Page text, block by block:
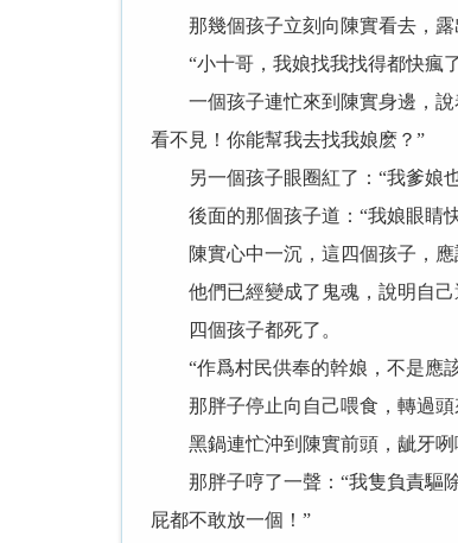
那幾個孩子立刻向陳實看去，露
“小十哥，我娘找我找得都快瘋
一個孩子連忙來到陳實身邊，說
看不見！你能幫我去找我娘麽？”
另一個孩子眼圈紅了：“我爹娘
後面的那個孩子道：“我娘眼睛
陳實心中一沉，這四個孩子，應
他們已經變成了鬼魂，說明自己
四個孩子都死了。
“作爲村民供奉的幹娘，不是應該
那胖子停止向自己喂食，轉過頭
黑鍋連忙沖到陳實前頭，龇牙咧
那胖子哼了一聲：“我隻負責驅除
屁都不敢放一個！”